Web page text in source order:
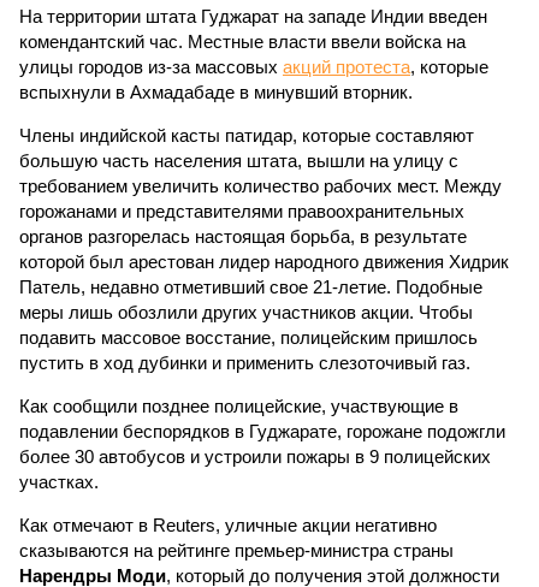
На территории штата Гуджарат на западе Индии введен
комендантский час. Местные власти ввели войска на
улицы городов из-за массовых акций протеста, которые
вспыхнули в Ахмадабаде в минувший вторник.
Члены индийской касты патидар, которые составляют
большую часть населения штата, вышли на улицу с
требованием увеличить количество рабочих мест. Между
горожанами и представителями правоохранительных
органов разгорелась настоящая борьба, в результате
которой был арестован лидер народного движения Хидрик
Патель, недавно отметивший свое 21-летие. Подобные
меры лишь обозлили других участников акции. Чтобы
подавить массовое восстание, полицейским пришлось
пустить в ход дубинки и применить слезоточивый газ.
Как сообщили позднее полицейские, участвующие в
подавлении беспорядков в Гуджарате, горожане подожгли
более 30 автобусов и устроили пожары в 9 полицейских
участках.
Как отмечают в Reuters, уличные акции негативно
сказываются на рейтинге премьер-министра страны
Нарендры Моди, который до получения этой должности